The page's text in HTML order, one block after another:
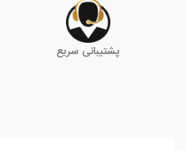
پشتیبانی سریع